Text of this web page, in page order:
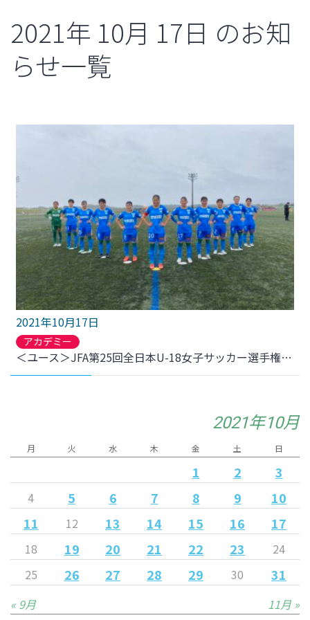
2021年 10月 17日 のお知
らせ一覧
2021年10月17日
アカデミー
＜ユース＞JFA第25回全日本U-18女子サッカー選手権大会 東北大会準決勝 結果について
2021年10月
月 火 水 木 金 土 日
1 2 3
4 5 6 7 8 9
10
11
12 13 14 15 16 17
18 19 20 21 22 23
24
25
26 27 28 29 30 31
« 9月 11月 »